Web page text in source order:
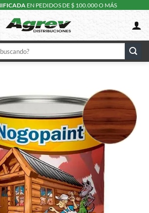
EN PEDIDOS DE $ 100.000 O MÁS